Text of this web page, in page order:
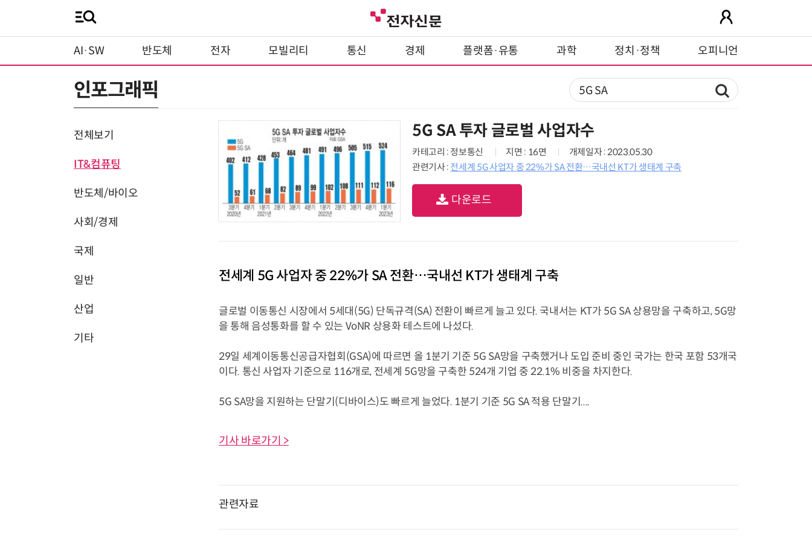
AI·SW 반도체 전자 모빌리티 통신 경제 플랫폼·유통 과학 정치·정책 오피니언
인포그래픽
전체보기
IT&컴퓨팅
반도체/바이오
사회/경제
국제
일반
산업
기타
5G SA 투자 글로벌 사업자수
카테고리 : 정보통신 지면 : 16면
개제일자 : 2023.05.30
관련기사 : 전세계 5G 사업자 중 22%가 SA 전환…국내선 KT가 생태계 구축
다운로드
전세계 5G 사업자 중 22%가 SA 전환…국내선 KT가 생태계 구축
글로벌 이동통신 시장에서 5세대(5G) 단독규격(SA) 전환이 빠르게 늘고 있다. 국내서는 KT가 5G SA 상용망을 구축하고, 5G망
을 통해 음성통화를 할 수 있는 VoNR 상용화 테스트에 나섰다.
29일 세계이동통신공급자협회(GSA)에 따르면 올 1분기 기준 5G SA망을 구축했거나 도입 준비 중인 국가는 한국 포함 53개국
이다. 통신 사업자 기준으로 116개로, 전세계 5G망을 구축한 524개 기업 중 22.1% 비중을 차지한다.
5G SA망을 지원하는 단말기(디바이스)도 빠르게 늘었다. 1분기 기준 5G SA 적용 단말기....
기사 바로가기 >
관련자료